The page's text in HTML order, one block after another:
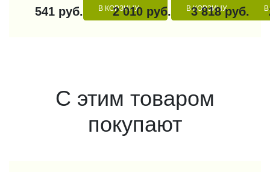
541 руб. В КОРЗИНУ
2 010 руб. В КОРЗИНУ
3 818 руб.
С этим товаром
покупают